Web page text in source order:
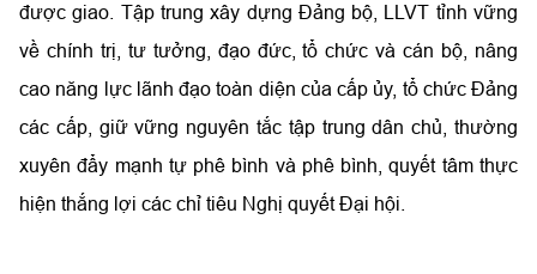
được giao. Tập trung xây dựng Đảng bộ, LLVT tỉnh vững
về chính trị, tư tưởng, đạo đức, tổ chức và cán bộ, nâng
cao năng lực lãnh đạo toàn diện của cấp ủy, tổ chức Đảng
các cấp, giữ vững nguyên tắc tập trung dân chủ, thường
xuyên đẩy mạnh tự phê bình và phê bình, quyết tâm thực
hiện thắng lợi các chỉ tiêu Nghị quyết Đại hội.